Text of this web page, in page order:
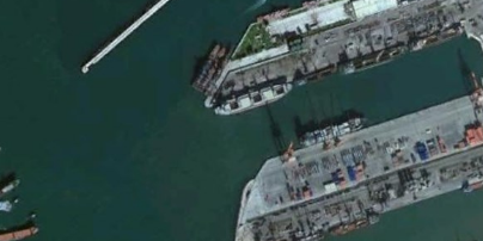
من هذا القبيل تجني على الموقف الفلسطيني.
الإسرائيلي والمنطقة للخطر.
قدمه جو بايدن وقالت إنها وافقت على تصورات يوليو.
لفلسطين والمنطقة.
وهو من سمح ببقاء حماس في الحكم.